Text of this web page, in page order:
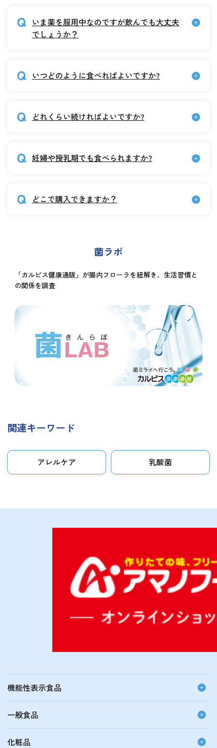
いま薬を服用中なのですが飲んでも大丈夫
でしょうか？
いつどのように食べればよいですか?
どれくらい続ければよいですか?
妊婦や授乳期でも食べられますか?
どこで購入できますか？
菌ラボ
「カルピス健康通販」が腸内フローラを紐解き、生活習慣と
の関係を調査
関連キーワード
アレルケア 乳酸菌
機能性表示食品
一般食品
化粧品